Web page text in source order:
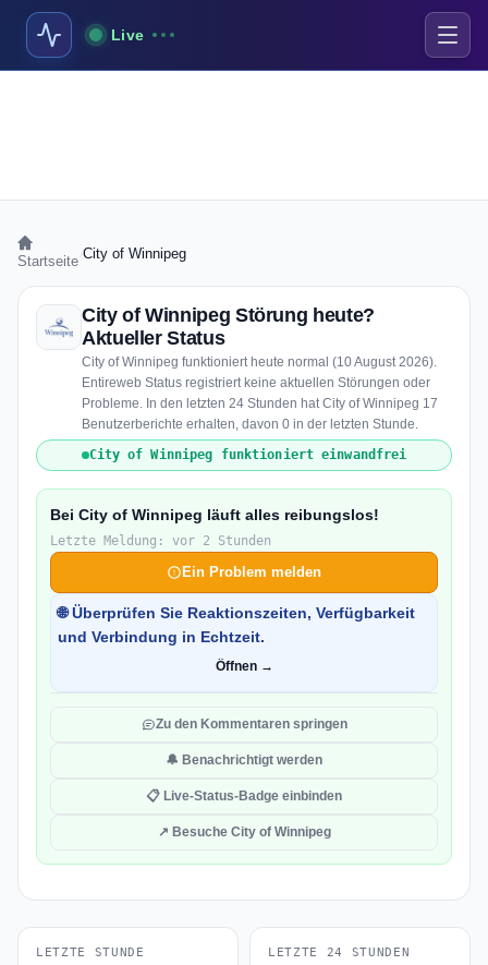
Live
Startseite City of Winnipeg
City of Winnipeg Störung heute?
Aktueller Status
City of Winnipeg funktioniert heute normal (10 August 2026).
Entireweb Status registriert keine aktuellen Störungen oder
Probleme. In den letzten 24 Stunden hat City of Winnipeg 17
Benutzerberichte erhalten, davon 0 in der letzten Stunde.
City of Winnipeg funktioniert einwandfrei
Bei City of Winnipeg läuft alles reibungslos!
Letzte Meldung: vor 2 Stunden
Ein Problem melden
🌐 Überprüfen Sie Reaktionszeiten, Verfügbarkeit
und Verbindung in Echtzeit.
Öffnen →
Zu den Kommentaren springen
🔔 Benachrichtigt werden
📋 Live-Status-Badge einbinden
↗ Besuche City of Winnipeg
LETZTE STUNDE LETZTE 24 STUNDEN